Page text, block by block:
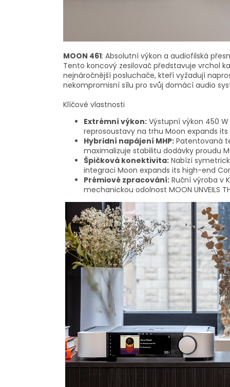
MOON 461: Absolutní výkon a audiofilská
Tento koncový zesilovač představuje vrchol
nejnáročnější posluchače, kteří vyžadují
nekompromisní sílu pro svůj domácí audio
Klíčové vlastnosti
Extrémní výkon: Výstupní výkon 450
reprosoustavy na trhu Moon expands
Hybridní napájení MHP: Patentovaná
maximalizuje stabilitu dodávky proudu
Špičková konektivita: Nabízí
integraci Moon expands its high-end
Prémiové zpracování: Ruční výroba v
mechanickou odolnost MOON UNVEILS